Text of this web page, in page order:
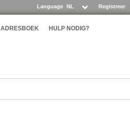
Registreer
Language NL
ADRESBOEK HULP NODIG?